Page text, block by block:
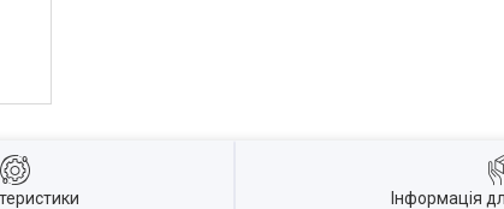
Інформація